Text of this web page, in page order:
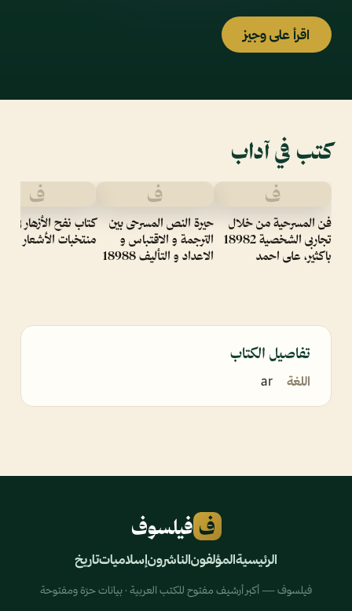
اقرأ على وجيز
كتب في آداب
ف
فن المسرحية من خلال
تجاربى الشخصية 18982
باكثير، على احمد
ف
حيرة النص المسرحى بين
الترجمة و الاقتباس و
الاعداد و التأليف 18988
ف
كتاب نفح الأزهار في
منتخبات الأشعار
تفاصيل الكتاب
اللغة ar
ف فيلسوف
الرئيسيةالمؤلفونالناشرونإسلامياتتاريخ
فيلسوف — أكبر أرشيف مفتوح للكتب العربية · بيانات حرّة ومفتوحة